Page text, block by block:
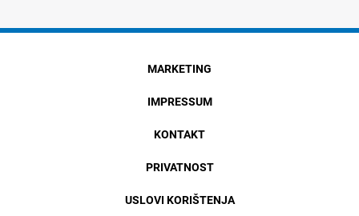
MARKETING
IMPRESSUM
KONTAKT
PRIVATNOST
USLOVI KORIŠTENJA